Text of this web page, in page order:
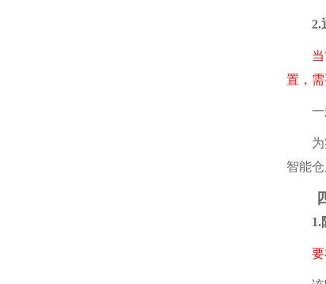
2.通
置，需
一般
为实
智能
四
1.防